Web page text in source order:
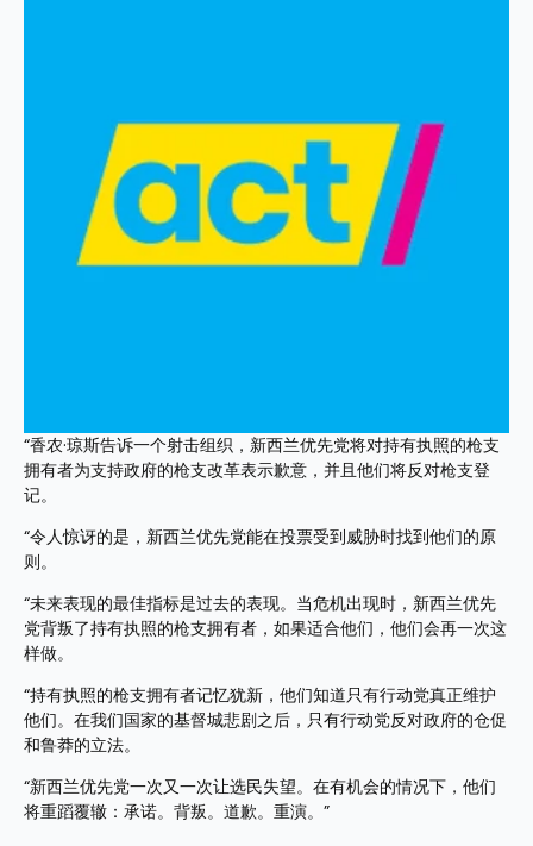
“香农·琼斯告诉一个射击组织，新西兰优先党将对持有执照的枪支
拥有者为支持政府的枪支改革表示歉意，并且他们将反对枪支登
记。
“令人惊讶的是，新西兰优先党能在投票受到威胁时找到他们的原
则。
“未来表现的最佳指标是过去的表现。当危机出现时，新西兰优先
党背叛了持有执照的枪支拥有者，如果适合他们，他们会再一次这
样做。
“持有执照的枪支拥有者记忆犹新，他们知道只有行动党真正维护
他们。在我们国家的基督城悲剧之后，只有行动党反对政府的仓促
和鲁莽的立法。
“新西兰优先党一次又一次让选民失望。在有机会的情况下，他们
将重蹈覆辙：承诺。背叛。道歉。重演。”